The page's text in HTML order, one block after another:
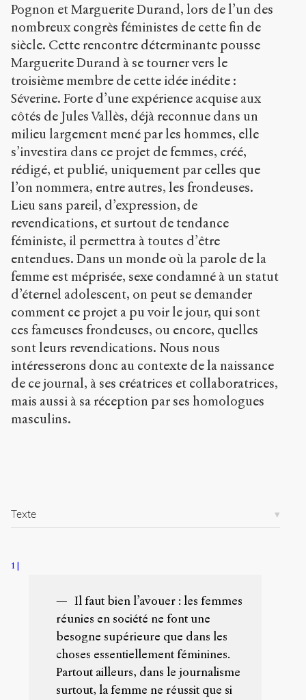
:
/
/
s
e
n
s
-
p
u
b
l
c
.
o
r
g
/
a
r
i
c
l
e
s
/
1
5
8
Copier la
Attribution-
NonCommercial-
ShareAlike 4.0
International
(CC BY-NC-SA
Pognon et Marguerite Durand, lors de l’un des
nombreux congrès féministes de cette fin de
siècle. Cette rencontre déterminante pousse
Marguerite Durand à se tourner vers le
troisième membre de cette idée inédite :
Séverine. Forte d’une expérience acquise aux
côtés de Jules Vallès, déjà reconnue dans un
milieu largement mené par les hommes, elle
s’investira dans ce projet de femmes, créé,
rédigé, et publié, uniquement par celles que
l’on nommera, entre autres, les frondeuses.
Lieu sans pareil, d’expression, de
revendications, et surtout de tendance
féministe, il permettra à toutes d’être
entendues. Dans un monde où la parole de la
femme est méprisée, sexe condamné à un statut
d’éternel adolescent, on peut se demander
comment ce projet a pu voir le jour, qui sont
ces fameuses frondeuses, ou encore, quelles
sont leurs revendications. Nous nous
intéresserons donc au contexte de la naissance
de ce journal, à ses créatrices et collaboratrices,
mais aussi à sa réception par ses homologues
masculins.
Texte
1
Il faut bien l’avouer : les femmes
réunies en société ne font une
besogne supérieure que dans les
choses essentiellement féminines.
Partout ailleurs, dans le journalisme
surtout, la femme ne réussit que si